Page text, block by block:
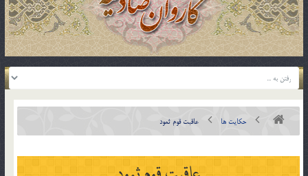
حکایت ها عاقبت قوم ثمود